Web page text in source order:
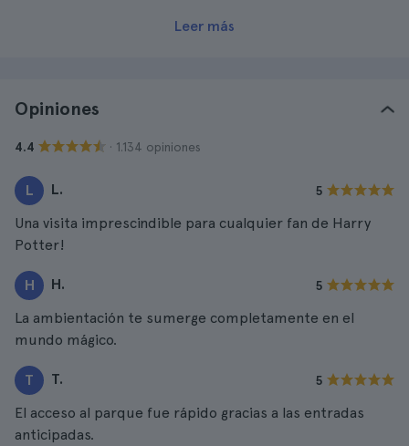
Leer más
Opiniones
4.4 · 1.134 opiniones
L L. 5
Una visita imprescindible para cualquier fan de Harry
Potter!
H H. 5
La ambientación te sumerge completamente en el
mundo mágico.
T T. 5
El acceso al parque fue rápido gracias a las entradas
anticipadas.